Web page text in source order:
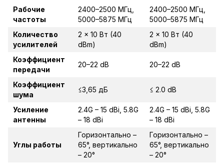
Рабочие
частоты
2400–2500 МГц,
5000–5875 МГц
2400–2500 МГц,
5000–5875 МГц
Количество
усилителей
2 × 10 Вт (40
dBm)
2 × 10 Вт (40
dBm)
Коэффициент
передачи
20–22 dB 20–22 dB
Коэффициент
шума
≤3,65 дБ ≤ 2.0 dB
Усиление
антенны
2.4G – 15 dBi, 5.8G
– 18 dBi
2.4G – 15 dBi, 5.8G
– 18 dBi
Углы работы
Горизонтально –
65°, вертикально
– 20°
Горизонтально –
65°, вертикально
– 20°